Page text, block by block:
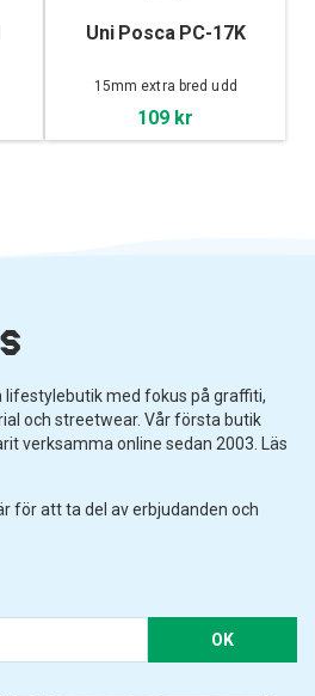
Uni Posca PC-17K
15mm extra bred udd
109 kr
lifestylebutik med fokus på graffiti,
och streetwear. Vår första butik
verksamma online sedan 2003. Läs
för att ta del av erbjudanden och
OK